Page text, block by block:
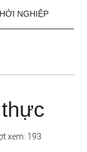
NGHIỆP
xem: 193